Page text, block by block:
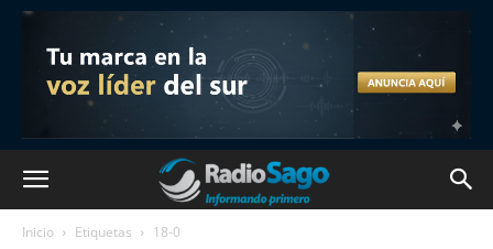
Inicio Etiquetas 18-0